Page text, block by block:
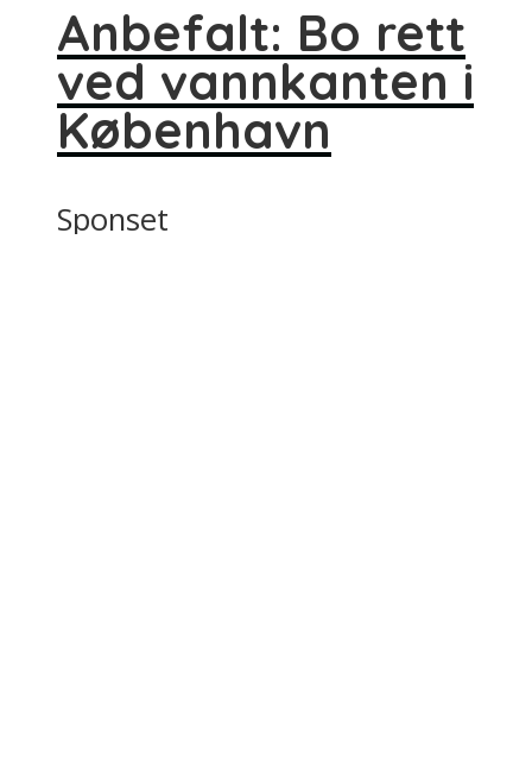
Anbefalt: Bo rett
ved vannkanten i
København
Sponset